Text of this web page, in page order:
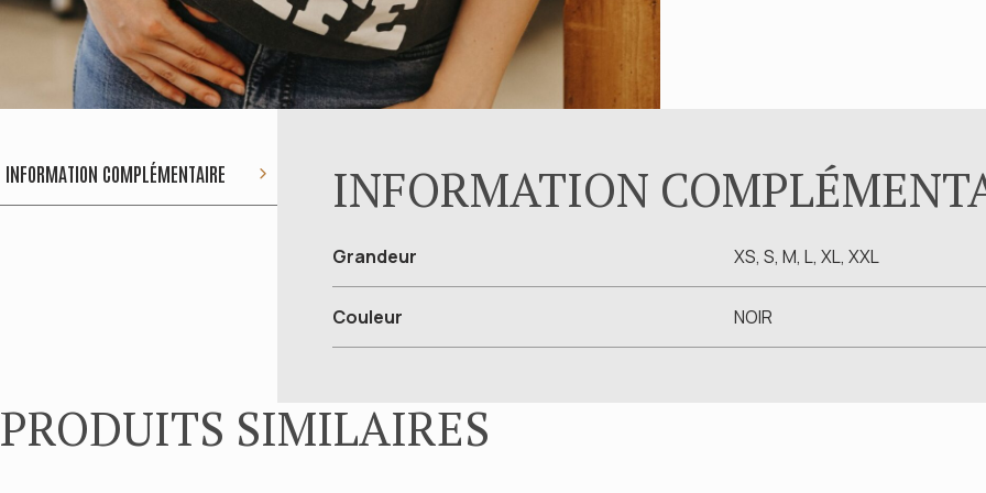
INFORMATION COMPLÉMENTAIRE INFORMATION
Grandeur XS, S, M, L, XL, XXL
Couleur NOIR
PRODUITS SIMILAIRES